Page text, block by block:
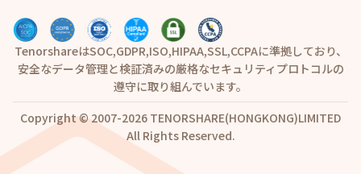
TenorshareはSOC,GDPR,ISO,HIPAA,SSL,CCPAに準拠しており、
安全なデータ管理と検証済みの厳格なセキュリティプロトコルの
遵守に取り組んでいます。
Copyright © 2007-2026 TENORSHARE(HONGKONG)LIMITED
All Rights Reserved.